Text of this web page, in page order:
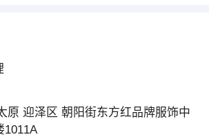
原 迎泽区 朝阳街东方红品牌服饰中
1011A